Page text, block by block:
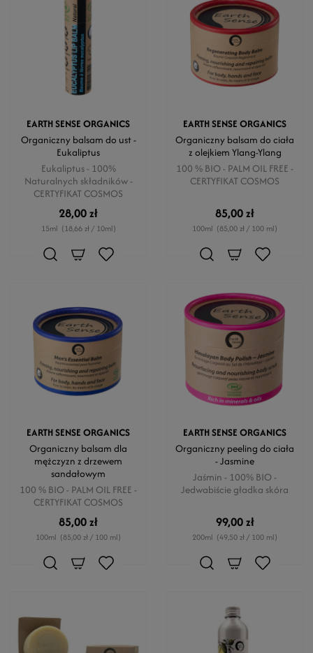
EARTH SENSE ORGANICS
Organiczny balsam do ust -
Eukaliptus
Eukaliptus - 100%
Naturalnych składników -
CERTYFIKAT COSMOS
28,00 zł
15ml (18,66 zł / 10ml)
EARTH SENSE ORGANICS
Organiczny balsam do ciała
z olejkiem Ylang-Ylang
100 % BIO - PALM OIL FREE -
CERTYFIKAT COSMOS
85,00 zł
100ml (85,00 zł / 100 ml)
EARTH SENSE ORGANICS
Organiczny balsam dla
mężczyzn z drzewem
sandałowym
100 % BIO - PALM OIL FREE -
CERTYFIKAT COSMOS
85,00 zł
100ml (85,00 zł / 100 ml)
EARTH SENSE ORGANICS
Organiczny peeling do ciała
- Jasmine
Jaśmin - 100% BIO -
Jedwabiście gładka skóra
99,00 zł
200ml (49,50 zł / 100 ml)